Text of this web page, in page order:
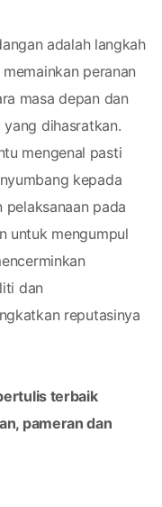
peranan
masa depan dan
dihasratkan.
mengenal pasti
kepada
pelaksanaan pada
untuk mengumpul
dan
reputasinya
terbaik
pameran dan